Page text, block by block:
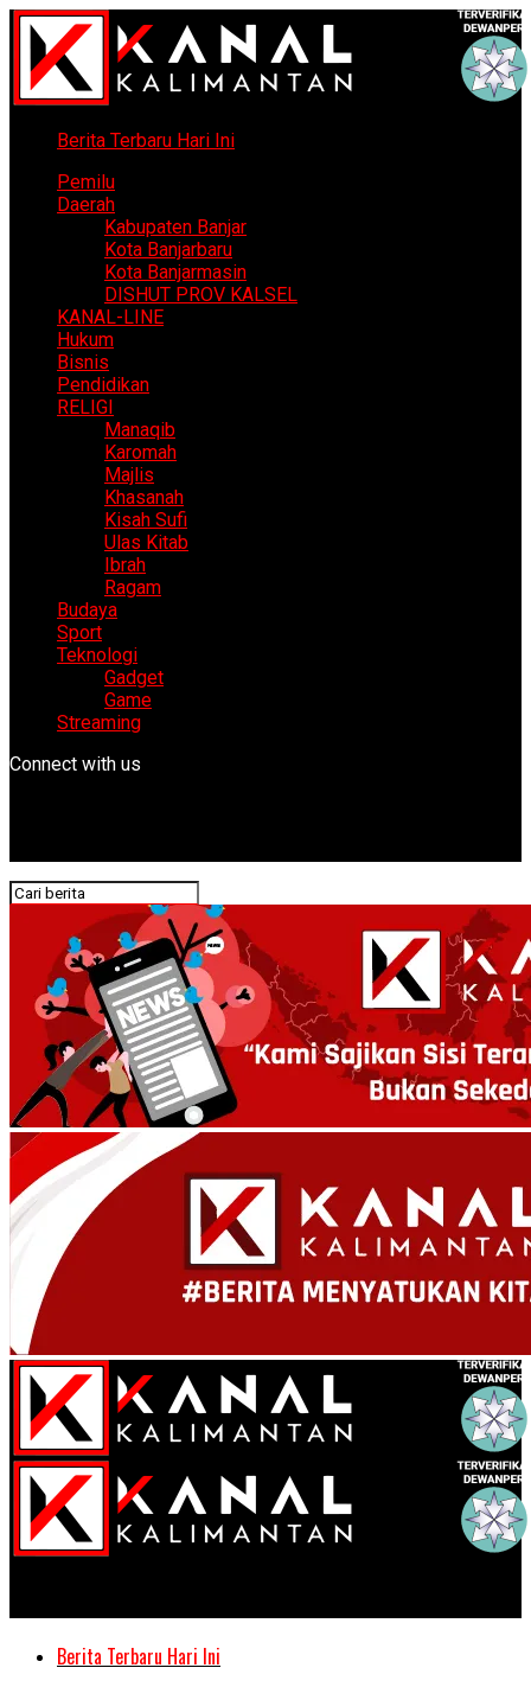
Berita Terbaru Hari Ini
Pemilu
Daerah
Kabupaten Banjar
Kota Banjarbaru
Kota Banjarmasin
DISHUT PROV KALSEL
KANAL-LINE
Hukum
Bisnis
Pendidikan
RELIGI
Manaqib
Karomah
Majlis
Khasanah
Kisah Sufi
Ulas Kitab
Ibrah
Ragam
Budaya
Sport
Teknologi
Gadget
Game
Streaming
Connect with us
Berita Terbaru Hari Ini